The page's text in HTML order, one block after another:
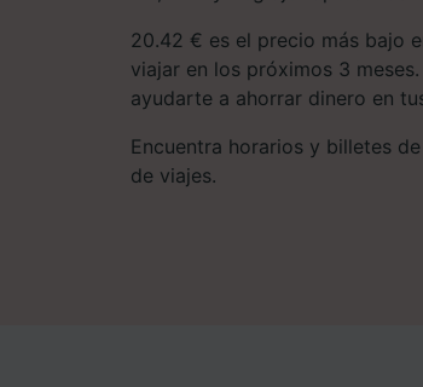
20.42 € es el precio más bajo
viajar en los próximos 3
ayudarte a ahorrar dinero en
Encuentra horarios y billetes
de viajes.